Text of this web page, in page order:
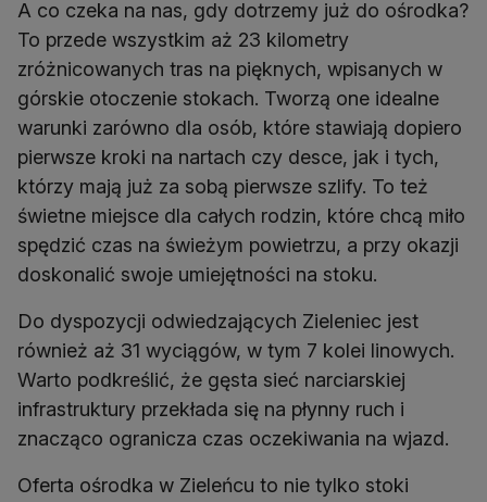
A co czeka na nas, gdy dotrzemy już do ośrodka?
To przede wszystkim aż 23 kilometry
zróżnicowanych tras na pięknych, wpisanych w
górskie otoczenie stokach. Tworzą one idealne
warunki zarówno dla osób, które stawiają dopiero
pierwsze kroki na nartach czy desce, jak i tych,
którzy mają już za sobą pierwsze szlify. To też
świetne miejsce dla całych rodzin, które chcą miło
spędzić czas na świeżym powietrzu, a przy okazji
doskonalić swoje umiejętności na stoku.
Do dyspozycji odwiedzających Zieleniec jest
również aż 31 wyciągów, w tym 7 kolei linowych.
Warto podkreślić, że gęsta sieć narciarskiej
infrastruktury przekłada się na płynny ruch i
znacząco ogranicza czas oczekiwania na wjazd.
Oferta ośrodka w Zieleńcu to nie tylko stoki